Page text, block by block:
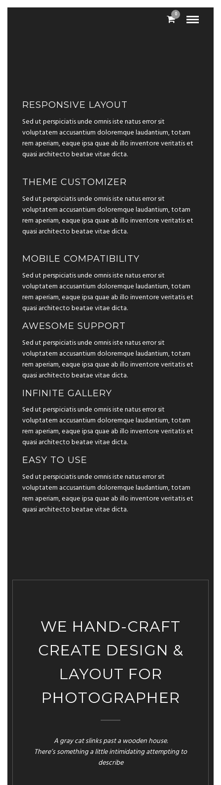
0
RESPONSIVE LAYOUT
Sed ut perspiciatis unde omnis iste natus error sit
voluptatem accusantium doloremque laudantium, totam
rem aperiam, eaque ipsa quae ab illo inventore veritatis et
quasi architecto beatae vitae dicta.
THEME CUSTOMIZER
Sed ut perspiciatis unde omnis iste natus error sit
voluptatem accusantium doloremque laudantium, totam
rem aperiam, eaque ipsa quae ab illo inventore veritatis et
quasi architecto beatae vitae dicta.
MOBILE COMPATIBILITY
Sed ut perspiciatis unde omnis iste natus error sit
voluptatem accusantium doloremque laudantium, totam
rem aperiam, eaque ipsa quae ab illo inventore veritatis et
quasi architecto beatae vitae dicta.
AWESOME SUPPORT
Sed ut perspiciatis unde omnis iste natus error sit
voluptatem accusantium doloremque laudantium, totam
rem aperiam, eaque ipsa quae ab illo inventore veritatis et
quasi architecto beatae vitae dicta.
INFINITE GALLERY
Sed ut perspiciatis unde omnis iste natus error sit
voluptatem accusantium doloremque laudantium, totam
rem aperiam, eaque ipsa quae ab illo inventore veritatis et
quasi architecto beatae vitae dicta.
EASY TO USE
Sed ut perspiciatis unde omnis iste natus error sit
voluptatem accusantium doloremque laudantium, totam
rem aperiam, eaque ipsa quae ab illo inventore veritatis et
quasi architecto beatae vitae dicta.
WE HAND-CRAFT
CREATE DESIGN &
LAYOUT FOR
PHOTOGRAPHER
A gray cat slinks past a wooden house.
There’s something a little intimidating attempting to
describe